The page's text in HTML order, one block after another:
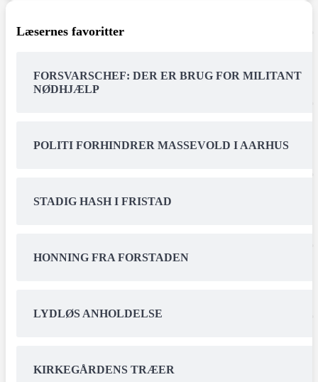
Læsernes favoritter
FORSVARSCHEF: DER ER BRUG FOR MILITANT
NØDHJÆLP
POLITI FORHINDRER MASSEVOLD I AARHUS
STADIG HASH I FRISTAD
HONNING FRA FORSTADEN
LYDLØS ANHOLDELSE
KIRKEGÅRDENS TRÆER